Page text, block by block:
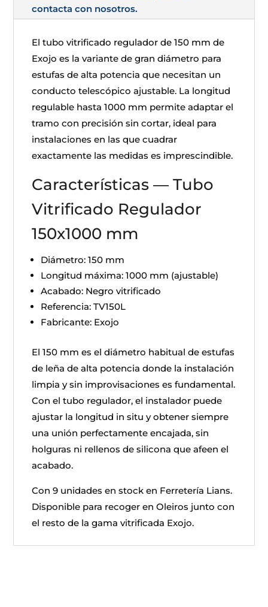
contacta con nosotros.
El tubo vitrificado regulador de 150 mm de
Exojo es la variante de gran diámetro para
estufas de alta potencia que necesitan un
conducto telescópico ajustable. La longitud
regulable hasta 1000 mm permite adaptar el
tramo con precisión sin cortar, ideal para
instalaciones en las que cuadrar
exactamente las medidas es imprescindible.
Características — Tubo
Vitrificado Regulador
150x1000 mm
Diámetro: 150 mm
Longitud máxima: 1000 mm (ajustable)
Acabado: Negro vitrificado
Referencia: TV150L
Fabricante: Exojo
El 150 mm es el diámetro habitual de estufas
de leña de alta potencia donde la instalación
limpia y sin improvisaciones es fundamental.
Con el tubo regulador, el instalador puede
ajustar la longitud in situ y obtener siempre
una unión perfectamente encajada, sin
holguras ni rellenos de silicona que afeen el
acabado.
Con 9 unidades en stock en Ferretería Lians.
Disponible para recoger en Oleiros junto con
el resto de la gama vitrificada Exojo.